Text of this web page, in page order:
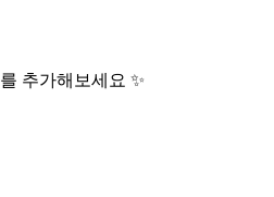
추가해보세요 ✨